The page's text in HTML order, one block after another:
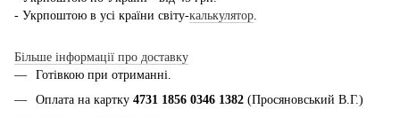
- Укрпоштою в усі країни світу-калькулятор
Більше інформації про доставку
Готівкою при отриманні.
Оплата на картку 4731 1856 0346 1382 (Просяновський В.Г.)